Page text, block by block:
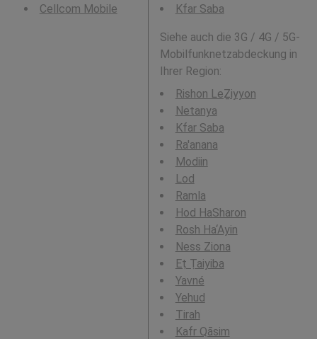
Cellcom Mobile
Kfar Saba
Siehe auch die 3G / 4G / 5G-
Mobilfunknetzabdeckung in
Ihrer Region:
Rishon LeẔiyyon
Netanya
Kfar Saba
Ra'anana
Modiin
Lod
Ramla
Hod HaSharon
Rosh Ha‘Ayin
Ness Ziona
Eṭ Ṭaiyiba
Yavné
Yehud
Tirah
Kafr Qāsim